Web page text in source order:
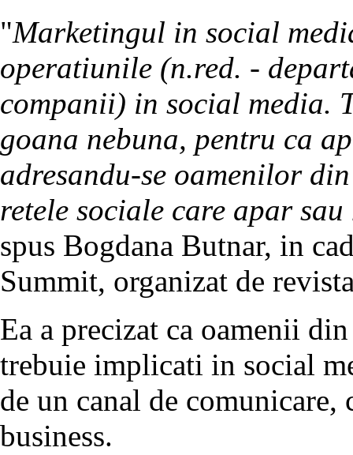
"Marketingul in social
operatiunile (n.red. -
companii) in social media.
goana nebuna, pentru ca
adresandu-se oamenilor
retele sociale care apar
spus Bogdana Butnar, in
Summit, organizat de
Ea a precizat ca oamenii
trebuie implicati in social
de un canal de
business.